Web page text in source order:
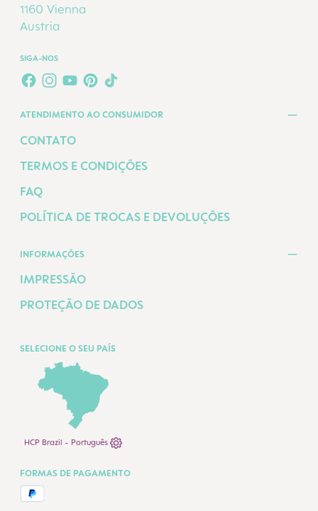
1160 Vienna
Austria
SIGA-NOS
FACEBOOK
INSTAGRAM
YOUTUBE
PINTEREST
TIKTOK
ATENDIMENTO AO CONSUMIDOR
CONTATO
TERMOS E CONDIÇÕES
FAQ
POLÍTICA DE TROCAS E DEVOLUÇÕES
INFORMAÇÕES
IMPRESSÃO
PROTEÇÃO DE DADOS
SELECIONE O SEU PAÍS
HCP Brazil - Português
FORMAS DE PAGAMENTO